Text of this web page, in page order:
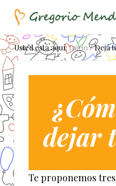
Menu
Saltar
contenido
principal
Saltar
la
barra
lateral
principal
Asociación
Civil
Usted está aquí:Inicio /Dejá
dejar
Te proponemos